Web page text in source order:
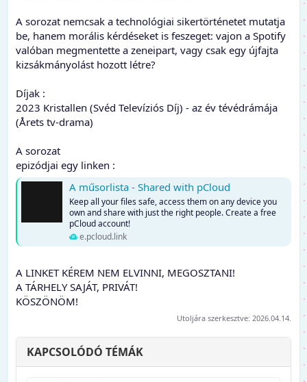
A sorozat nemcsak a technológiai sikertörténetet mutatja
be, hanem morális kérdéseket is feszeget: vajon a Spotify
valóban megmentette a zeneipart, vagy csak egy újfajta
kizsákmányolást hozott létre?
Díjak :
2023 Kristallen (Svéd Televíziós Díj) - az év tévédrámája
(Årets tv-drama)
A sorozat
epizódjai egy linken :
A műsorlista - Shared with pCloud
Keep all your files safe, access them on any device you
own and share with just the right people. Create a free
pCloud account!
e.pcloud.link
A LINKET KÉREM NEM ELVINNI, MEGOSZTANI!
A TÁRHELY SAJÁT, PRIVÁT!
KÖSZÖNÖM!
Utoljára szerkesztve: 2026.04.14.
KAPCSOLÓDÓ TÉMÁK